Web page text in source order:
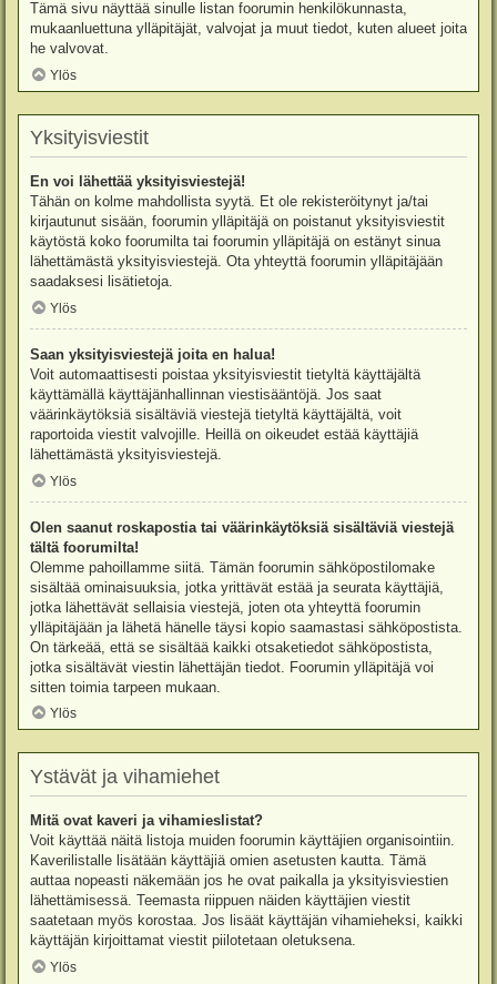
Tämä sivu näyttää sinulle listan foorumin henkilökunnasta,
mukaanluettuna ylläpitäjät, valvojat ja muut tiedot, kuten alueet joita
he valvovat.
Ylös
Yksityisviestit
En voi lähettää yksityisviestejä!
Tähän on kolme mahdollista syytä. Et ole rekisteröitynyt ja/tai
kirjautunut sisään, foorumin ylläpitäjä on poistanut yksityisviestit
käytöstä koko foorumilta tai foorumin ylläpitäjä on estänyt sinua
lähettämästä yksityisviestejä. Ota yhteyttä foorumin ylläpitäjään
saadaksesi lisätietoja.
Ylös
Saan yksityisviestejä joita en halua!
Voit automaattisesti poistaa yksityisviestit tietyltä käyttäjältä
käyttämällä käyttäjänhallinnan viestisääntöjä. Jos saat
väärinkäytöksiä sisältäviä viestejä tietyltä käyttäjältä, voit
raportoida viestit valvojille. Heillä on oikeudet estää käyttäjiä
lähettämästä yksityisviestejä.
Ylös
Olen saanut roskapostia tai väärinkäytöksiä sisältäviä viestejä
tältä foorumilta!
Olemme pahoillamme siitä. Tämän foorumin sähköpostilomake
sisältää ominaisuuksia, jotka yrittävät estää ja seurata käyttäjiä,
jotka lähettävät sellaisia viestejä, joten ota yhteyttä foorumin
ylläpitäjään ja lähetä hänelle täysi kopio saamastasi sähköpostista.
On tärkeää, että se sisältää kaikki otsaketiedot sähköpostista,
jotka sisältävät viestin lähettäjän tiedot. Foorumin ylläpitäjä voi
sitten toimia tarpeen mukaan.
Ylös
Ystävät ja vihamiehet
Mitä ovat kaveri ja vihamieslistat?
Voit käyttää näitä listoja muiden foorumin käyttäjien organisointiin.
Kaverilistalle lisätään käyttäjiä omien asetusten kautta. Tämä
auttaa nopeasti näkemään jos he ovat paikalla ja yksityisviestien
lähettämisessä. Teemasta riippuen näiden käyttäjien viestit
saatetaan myös korostaa. Jos lisäät käyttäjän vihamieheksi, kaikki
käyttäjän kirjoittamat viestit piilotetaan oletuksena.
Ylös